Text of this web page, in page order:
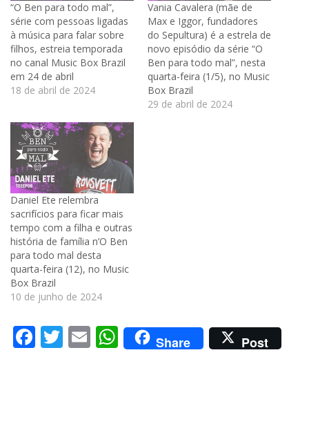
“O Ben para todo mal”,
série com pessoas ligadas
à música para falar sobre
filhos, estreia temporada
no canal Music Box Brazil
em 24 de abril
18 de abril de 2024
Vania Cavalera (mãe de
Max e Iggor, fundadores
do Sepultura) é a estrela de
novo episódio da série “O
Ben para todo mal”, nesta
quarta-feira (1/5), no Music
Box Brazil
29 de abril de 2024
Daniel Ete relembra
sacrifícios para ficar mais
tempo com a filha e outras
história de família n’O Ben
para todo mal desta
quarta-feira (12), no Music
Box Brazil
10 de junho de 2024
Facebook
Twitter
EmailWhatsApp
Share Post